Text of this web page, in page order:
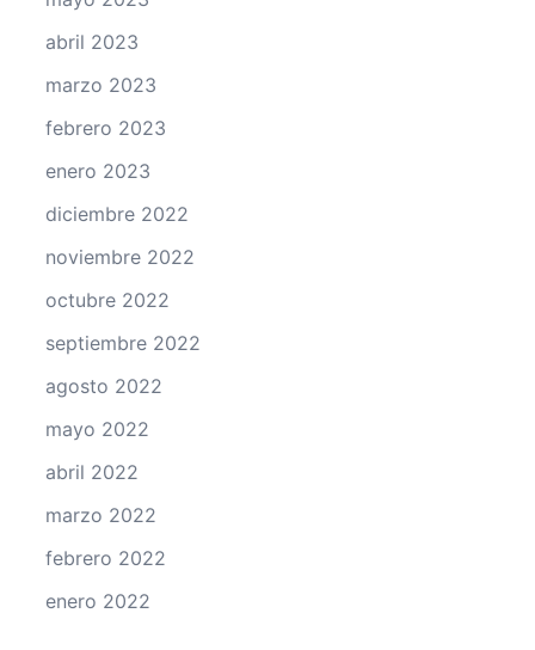
abril 2023
marzo 2023
febrero 2023
enero 2023
diciembre 2022
noviembre 2022
octubre 2022
septiembre 2022
agosto 2022
mayo 2022
abril 2022
marzo 2022
febrero 2022
enero 2022